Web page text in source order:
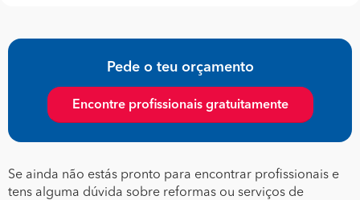
Pede o teu orçamento
Encontre profissionais gratuitamente
Se ainda não estás pronto para encontrar profissionais e
tens alguma dúvida sobre reformas ou serviços de